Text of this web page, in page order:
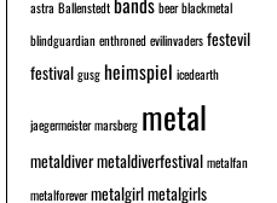
astra Ballenstedt beerblackmetal
blindguardianenthronedevilinvadersfestevil
festivalgusgheimspiel icedearth
jaegermeistermarsberg metal
metaldivermetaldiverfestivalmetalfan
metalforevermetalgirlmetalgirls